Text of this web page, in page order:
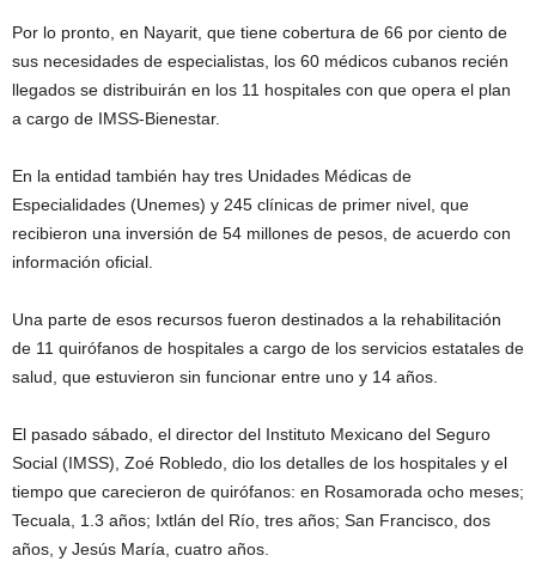
Por lo pronto, en Nayarit, que tiene cobertura de 66 por ciento de
sus necesidades de especialistas, los 60 médicos cubanos recién
llegados se distribuirán en los 11 hospitales con que opera el plan
a cargo de IMSS-Bienestar.
En la entidad también hay tres Unidades Médicas de
Especialidades (Unemes) y 245 clínicas de primer nivel, que
recibieron una inversión de 54 millones de pesos, de acuerdo con
información oficial.
Una parte de esos recursos fueron destinados a la rehabilitación
de 11 quirófanos de hospitales a cargo de los servicios estatales de
salud, que estuvieron sin funcionar entre uno y 14 años.
El pasado sábado, el director del Instituto Mexicano del Seguro
Social (IMSS), Zoé Robledo, dio los detalles de los hospitales y el
tiempo que carecieron de quirófanos: en Rosamorada ocho meses;
Tecuala, 1.3 años; Ixtlán del Río, tres años; San Francisco, dos
años, y Jesús María, cuatro años.